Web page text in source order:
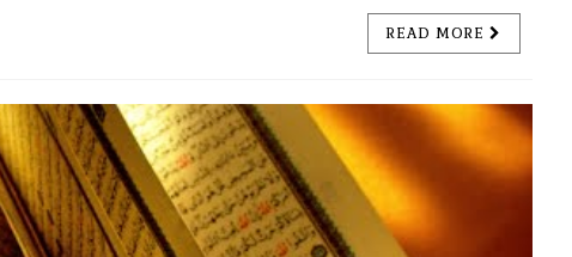
READ MORE